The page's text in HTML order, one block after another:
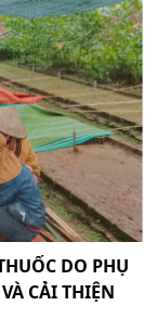
DO PHỤ
CẢI THIỆN